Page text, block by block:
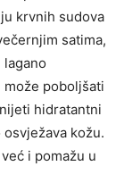
krvnih sudova
satima,
poboljšati
hidratantni
kožu.
i pomažu u